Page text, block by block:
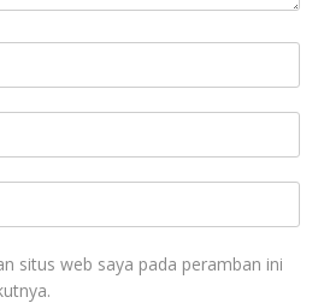
situs web saya pada peramban ini